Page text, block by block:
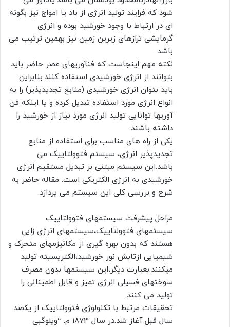
شود که فرایند تولید انرژی از باد یا امواج نیز بگونه
ای در ارتباط با وجود خورشید بوده و انرژی
گرمایشی ترازهای زیرین زمین نیز بهمین ترتیب می
باشد.
نکته مهم اینجاست که فنآوریهای عصر حاضر باید
بتوانند از انرژی خورشیدی استفاده کنند.بنابراین
باید بتوان انرژی خورشیدی (منابع تجدیدپذیر) را به
انواع انرژی مورد استفاده تبدیل کرده و یا اینکه فن
آوریها توانایی تولید انرژی مورد نیاز از خورشید را
داشته باشند.
یکی از راه های مناسب برای استفاده از منابع
تجدیدپذیر انرژی، سیستم فتوولتاییک می
باشد.این سیستم مبتنی بر تبدیل مستقیم انرژی
خورشیدی به انرژی الکتریکی است. مقاله حاضر به
شرح و بررسی کلی این سیستم می پردازد.
مراحل پیشرفت سیستمهای فتوولتاییک
سیستمهای فتوولتاییک،سیستمهای انرژی زایی
هستند که بدون بهره گیری از مکانیزمهای متحرک و
شیمیایی ازتابش نور خورشید،الکتریسیته تولید
میکنند.بعبارت دیگر،این سیستمها بدون مصرف
سوختهای فسیلی انرژی تمیز و قابل اطمینانی را
تولید می کنند.
تحقیقات مرتبط با تکنولوژی فتوولتاییک از یکصد
سال قبل آغاز شد.در سال 1873 م. “ویلوگبی